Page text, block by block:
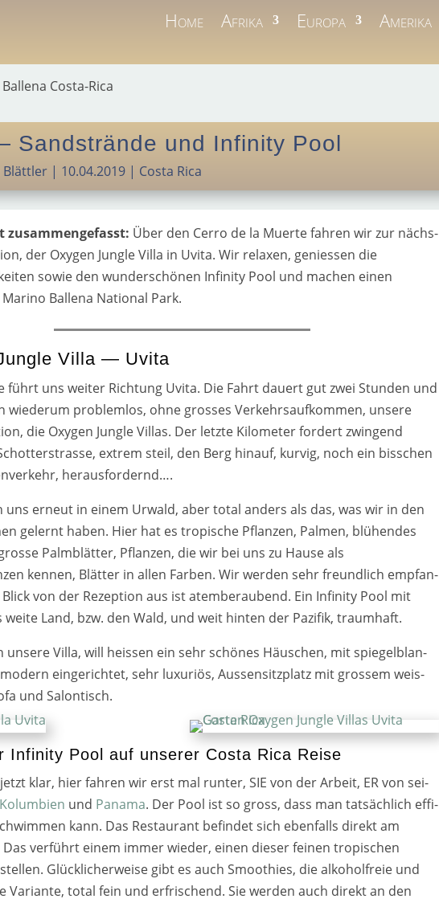
Home Afrika Europa Amerika
Sandstrände und Infinity Pool
Blättler | 10.04.2019 | Costa Rica
zusam­men­ge­fasst: Über den Cerro de la Muerte fah­ren wir zur nächs­
der Oxygen Jungle Villa in Uvita. Wir rela­xen, genies­sen die
sowie den wun­der­schö­nen Infinity Pool und machen einen
Ballena National Park.
Villa — Uvita
führt uns wei­ter Richtung Uvita. Die Fahrt dau­ert gut zwei Stunden und
wie­der­um pro­blem­los, ohne gros­ses Verkehrsaufkommen, unse­re
die Oxygen Jungle Villas. Der letz­te Kilometer for­dert zwin­gend
extrem steil, den Berg hin­auf, kur­vig, noch ein biss­chen
her­aus­for­dernd….
uns erneut in einem Urwald, aber total anders als das, was wir in den
gelernt haben. Hier hat es tro­pi­sche Pflanzen, Palmen, blü­hen­des
Palmblätter, Pflanzen, die wir bei uns zu Hause als
ken­nen, Blätter in allen Farben. Wir wer­den sehr freund­lich emp­fan­
von der Rezeption aus ist atem­be­rau­bend. Ein Infinity Pool mit
wei­te Land, bzw. den Wald, und weit hin­ten der Pazifik, traum­haft.
unse­re Villa, will heis­sen ein sehr schö­nes Häuschen, mit spie­gel­blan­
ein­ge­rich­tet, sehr luxu­ri­ös, Aussensitzplatz mit gros­sem weis­
und Salontisch.
Infinity Pool auf unserer Costa Rica Reise
klar, hier fah­ren wir erst mal run­ter, SIE von der Arbeit, ER von sei­
Kolumbien und Panama. Der Pool ist so gross, dass man tat­säch­lich effi­
kann. Das Restaurant befin­det sich eben­falls direkt am
Das ver­führt einem immer wie­der, einen die­ser fei­nen tro­pi­schen
Glücklicherweise gibt es auch Smoothies, die alko­hol­freie und
Variante, total fein und erfri­schend. Sie wer­den auch direkt an den